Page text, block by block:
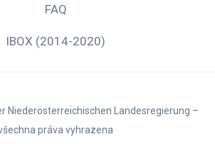
FAQ
IBOX (2014-2020)
Niederösterreichischen Landesregierung –
práva vyhrazena